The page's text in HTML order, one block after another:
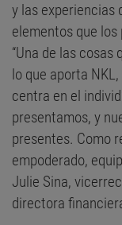
y las experiencias
elementos que
“Una de las
lo que aporta
centra en el
presentamos, y
presentes. Como
empoderado,
Julie Sina,
directora